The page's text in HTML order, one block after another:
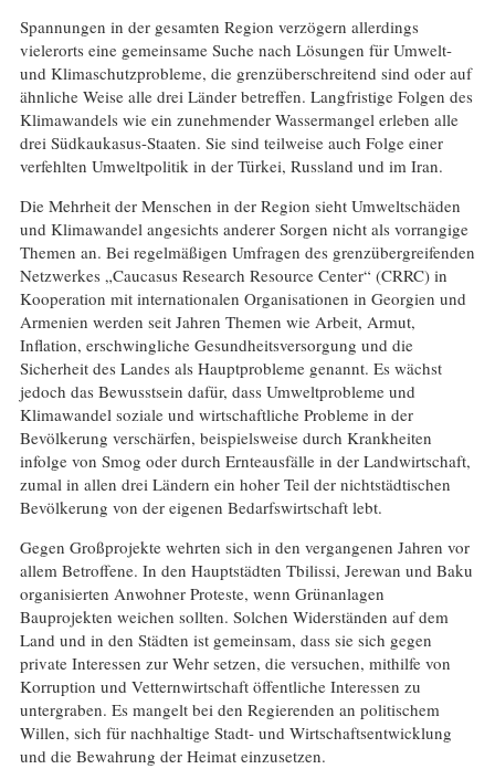
Spannungen in der gesamten Region verzögern allerdings
vielerorts eine gemeinsame Suche nach Lösungen für Umwelt-
und Klimaschutzprobleme, die grenzüberschreitend sind oder auf
ähnliche Weise alle drei Länder betreffen. Langfristige Folgen des
Klimawandels wie ein zunehmender Wassermangel erleben alle
drei Südkaukasus-Staaten. Sie sind teilweise auch Folge einer
verfehlten Umweltpolitik in der Türkei, Russland und im Iran.
Die Mehrheit der Menschen in der Region sieht Umweltschäden
und Klimawandel angesichts anderer Sorgen nicht als vorrangige
Themen an. Bei regelmäßigen Umfragen des grenzübergreifenden
Netzwerkes „Caucasus Research Resource Center“ (CRRC) in
Kooperation mit internationalen Organisationen in Georgien und
Armenien werden seit Jahren Themen wie Arbeit, Armut,
Inflation, erschwingliche Gesundheitsversorgung und die
Sicherheit des Landes als Hauptprobleme genannt. Es wächst
jedoch das Bewusstsein dafür, dass Umweltprobleme und
Klimawandel soziale und wirtschaftliche Probleme in der
Bevölkerung verschärfen, beispielsweise durch Krankheiten
infolge von Smog oder durch Ernteausfälle in der Landwirtschaft,
zumal in allen drei Ländern ein hoher Teil der nichtstädtischen
Bevölkerung von der eigenen Bedarfswirtschaft lebt.
Gegen Großprojekte wehrten sich in den vergangenen Jahren vor
allem Betroffene. In den Hauptstädten Tbilissi, Jerewan und Baku
organisierten Anwohner Proteste, wenn Grünanlagen
Bauprojekten weichen sollten. Solchen Widerständen auf dem
Land und in den Städten ist gemeinsam, dass sie sich gegen
private Interessen zur Wehr setzen, die versuchen, mithilfe von
Korruption und Vetternwirtschaft öffentliche Interessen zu
untergraben. Es mangelt bei den Regierenden an politischem
Willen, sich für nachhaltige Stadt- und Wirtschaftsentwicklung
und die Bewahrung der Heimat einzusetzen.